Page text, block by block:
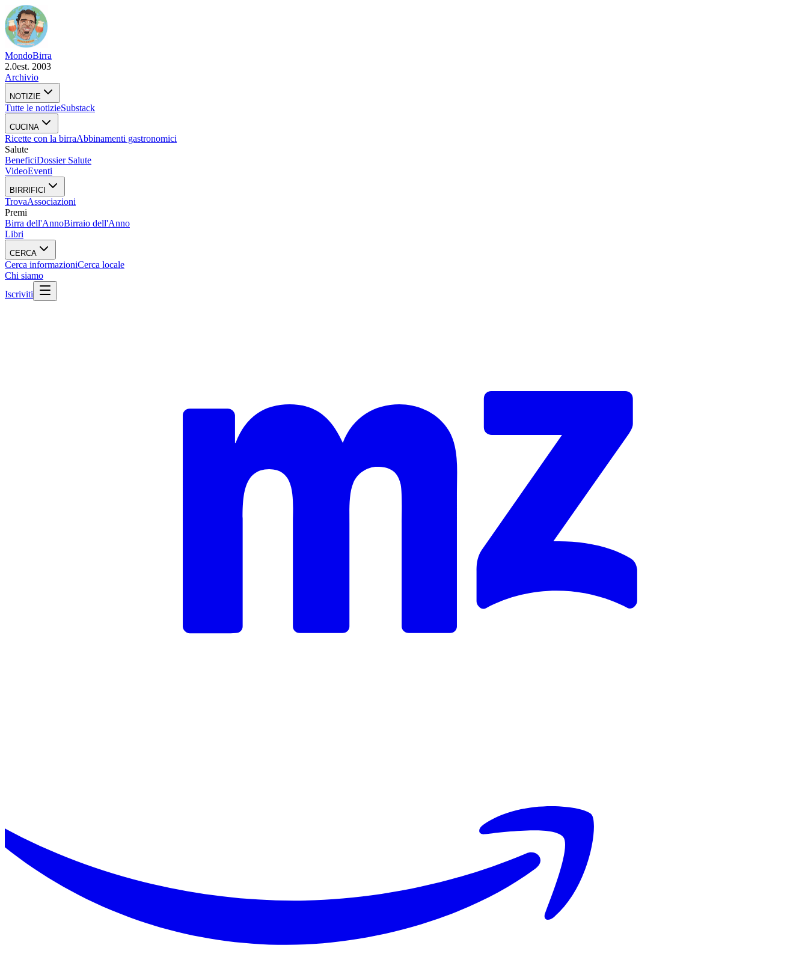
MondoBirra
2.0est. 2003
Archivio
NOTIZIE
Tutte le notizieSubstack
CUCINA
Ricette con la birraAbbinamenti gastronomici
Salute
BeneficiDossier Salute
VideoEventi
BIRRIFICI
TrovaAssociazioni
Premi
Birra dell'AnnoBirraio dell'Anno
Libri
CERCA
Cerca informazioniCerca locale
Chi siamo
Iscriviti